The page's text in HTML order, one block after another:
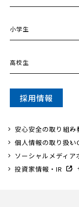
小学生
高校生
採用情報
安心安全の取り組み
個人情報の取り扱い
ソーシャルメディア
投資家情報・IR